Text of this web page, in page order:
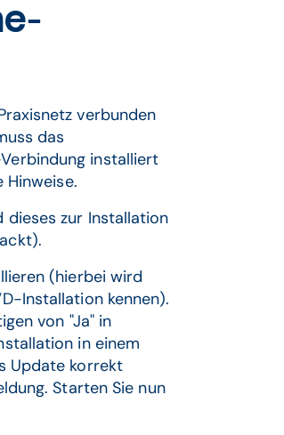
verbunden
das
installiert
Hinweise.
dieses zur Installation
(hierbei wird
Installation kennen).
von "Ja" in
in einem
Update korrekt
Starten Sie nun